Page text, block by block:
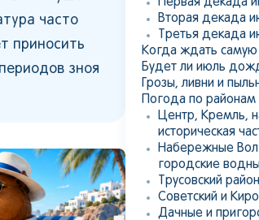
часто
приносить
зноя
Первая декада
Вторая декада
Третья декада
Когда ждать самую
Будет ли июль
Грозы, ливни и
Погода по районам
Центр, Кремль,
историческая
Набережные
городские
Трусовский
Советский и
Дачные и